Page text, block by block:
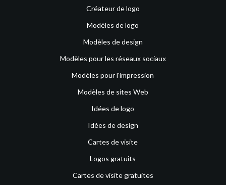
Créateur de logo
Modèles de logo
Modèles de design
Modèles pour les réseaux sociaux
Modèles pour l'impression
Modèles de sites Web
Idées de logo
Idées de design
Cartes de visite
Logos gratuits
Cartes de visite gratuites